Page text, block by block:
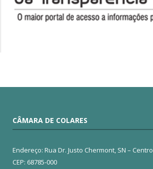
CÂMARA DE COLARES
Endereço: Rua Dr. Justo Chermont, SN – Centro
CEP: 68785-000